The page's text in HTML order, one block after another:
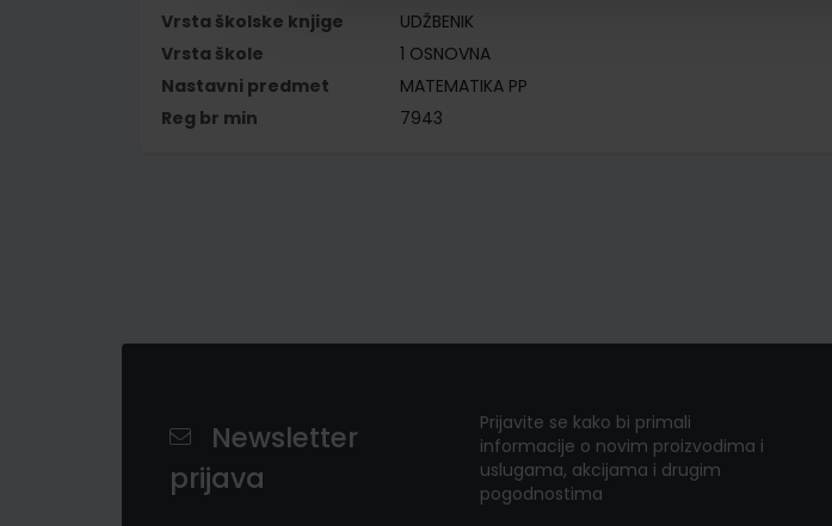
Vrsta školske knjige
UDŽBENIK
Vrsta škole
1 OSNOVNA
Nastavni predmet
MATEMATIKA PP
Reg br min
7943
Newsletter
prijava
Prijavite se kako bi primali
informacije o novim proizvodima i
uslugama, akcijama i drugim
pogodnostima